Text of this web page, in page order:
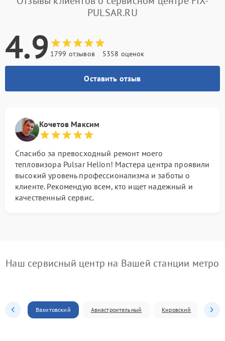
PULSAR.RU
4.9 1799 отзывов 5358 оценок
Оставить отзыв
Кочетов Максим
Спасибо за превосходный ремонт моего
тепловизора Pulsar Helion! Мастера центра проявили
высокий уровень профессионализма и заботы о
клиенте. Рекомендую всем, кто ищет надежный и
качественный сервис.
Наш сервисный центр на Вашей станции метро
Вахитовский Авиастроительный Кировский